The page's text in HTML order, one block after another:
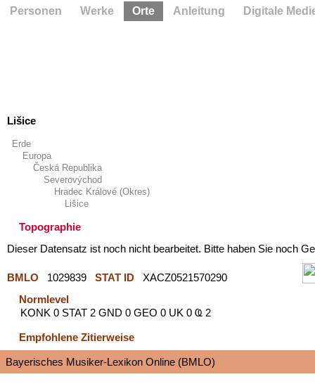
Lišice
Erde
Europa
Česká Republika
Severovýchod
Hradec Králové (Okres)
Lišice
Topographie
Dieser Datensatz ist noch nicht bearbeitet. Bitte haben Sie noch
BMLO 1029839 STAT ID
XACZ0521570290
Normlevel
KONK 0 STAT 2 GND 0 GEO 0 UK 0 Ҩ 2
Empfohlene Zitierweise
Bayerisches Musiker-Lexikon Online (BMLO)
Personen Werke Orte Anleitung Digitale